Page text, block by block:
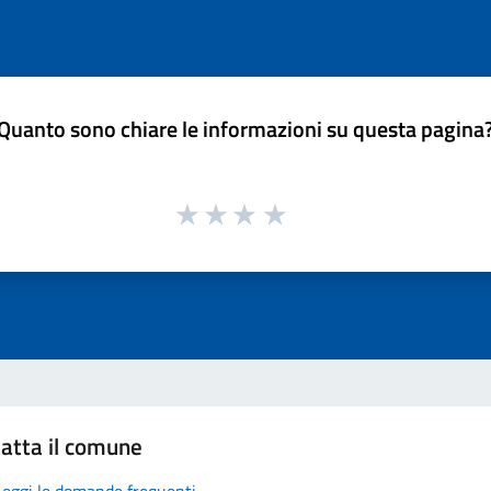
sono chiare le informazioni su questa
il comune